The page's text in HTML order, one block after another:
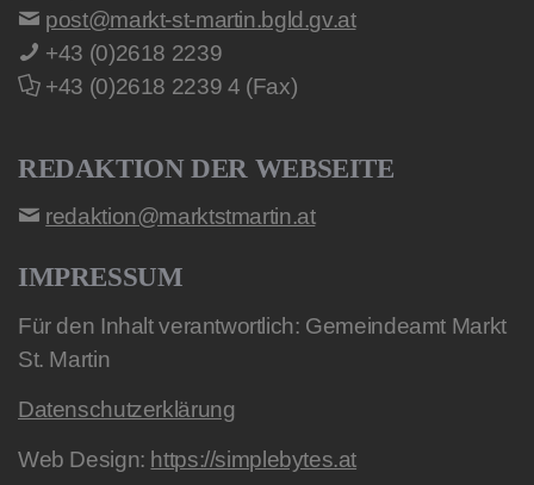
post@markt-st-martin.bgld.gv.at
+43 (0)2618 2239
+43 (0)2618 2239 4 (Fax)
REDAKTION DER WEBSEITE
redaktion@marktstmartin.at
IMPRESSUM
Für den Inhalt verantwortlich: Gemeindeamt Markt
St. Martin
Datenschutzerklärung
Web Design: https://simplebytes.at